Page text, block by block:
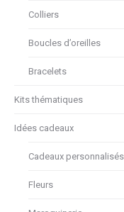
Colliers
Boucles d’oreilles
Bracelets
Kits thématiques
Idées cadeaux
Cadeaux personnalisés
Fleurs